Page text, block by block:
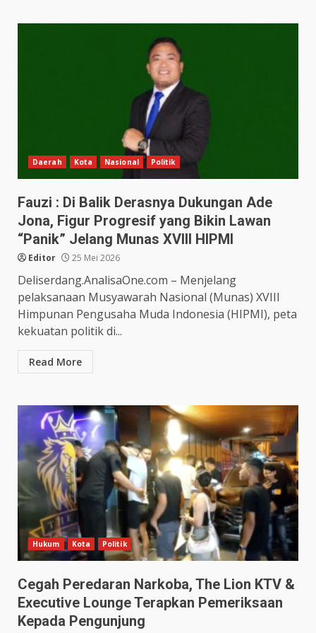
Daerah Kota Nasional Politik
Fauzi : Di Balik Derasnya Dukungan Ade
Jona, Figur Progresif yang Bikin Lawan
“Panik” Jelang Munas XVIII HIPMI
Editor 25 Mei 2026
Deliserdang.AnalisaOne.com – Menjelang
pelaksanaan Musyawarah Nasional (Munas) XVIII
Himpunan Pengusaha Muda Indonesia (HIPMI), peta
kekuatan politik di...
Read More
Hukum Kota Politik
Cegah Peredaran Narkoba, The Lion KTV &
Executive Lounge Terapkan Pemeriksaan
Kepada Pengunjung